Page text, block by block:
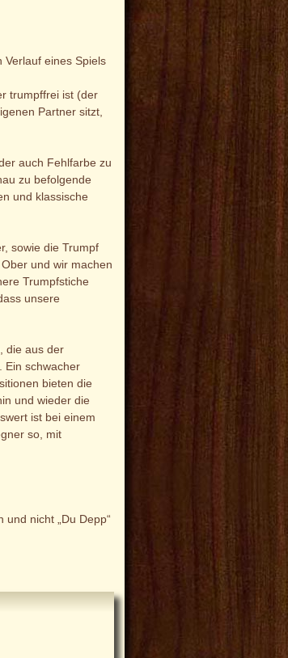
eines Spiels
trumpffrei ist (der
Partner sitzt,
auch Fehlfarbe zu
zu befolgende
und klassische
sowie die Trumpf
und wir machen
Trumpfstiche
unsere
die aus der
Ein schwacher
bieten die
und wieder die
ist bei einem
so, mit
nicht „Du Depp“